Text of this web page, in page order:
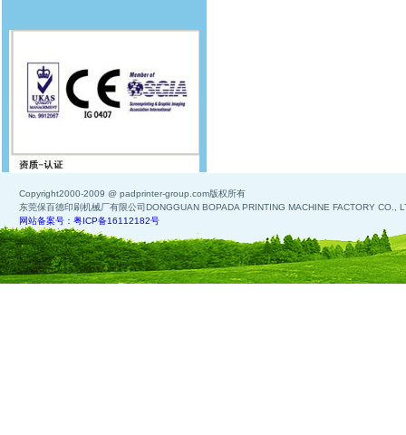
Copyright2000-2009 @ padprinter-group.com版权所有
东莞保百德印刷机械厂有限公司DONGGUAN BOPADA PRINTING MACHINE FACTORY CO.,
网站备案号：粤ICP备16112182号